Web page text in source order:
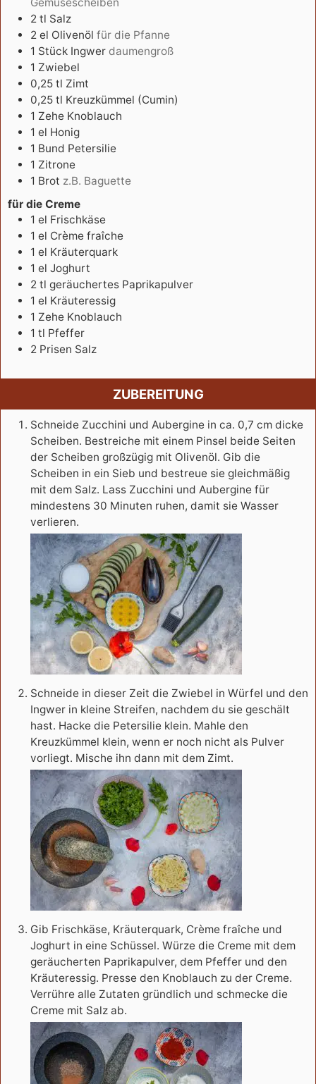
2 tl Salz
2 el Olivenöl für die Pfanne
1 Stück Ingwer daumengroß
1 Zwiebel
0,25 tl Zimt
0,25 tl Kreuzkümmel (Cumin)
1 Zehe Knoblauch
1 el Honig
1 Bund Petersilie
1 Zitrone
1 Brot z.B. Baguette
für die Creme
1 el Frischkäse
1 el Crème fraîche
1 el Kräuterquark
1 el Joghurt
2 tl geräuchertes Paprikapulver
1 el Kräuteressig
1 Zehe Knoblauch
1 tl Pfeffer
2 Prisen Salz
ZUBEREITUNG
Schneide Zucchini und Aubergine in ca. 0,7 cm dicke
Scheiben. Bestreiche mit einem Pinsel beide Seiten
der Scheiben großzügig mit Olivenöl. Gib die
Scheiben in ein Sieb und bestreue sie gleichmäßig
mit dem Salz. Lass Zucchini und Aubergine für
mindestens 30 Minuten ruhen, damit sie Wasser
verlieren.
Schneide in dieser Zeit die Zwiebel in Würfel und den
Ingwer in kleine Streifen, nachdem du sie geschält
hast. Hacke die Petersilie klein. Mahle den
Kreuzkümmel klein, wenn er noch nicht als Pulver
vorliegt. Mische ihn dann mit dem Zimt.
Gib Frischkäse, Kräuterquark, Crème fraîche und
Joghurt in eine Schüssel. Würze die Creme mit dem
geräucherten Paprikapulver, dem Pfeffer und den
Kräuteressig. Presse den Knoblauch zu der Creme.
Verrühre alle Zutaten gründlich und schmecke die
Creme mit Salz ab.